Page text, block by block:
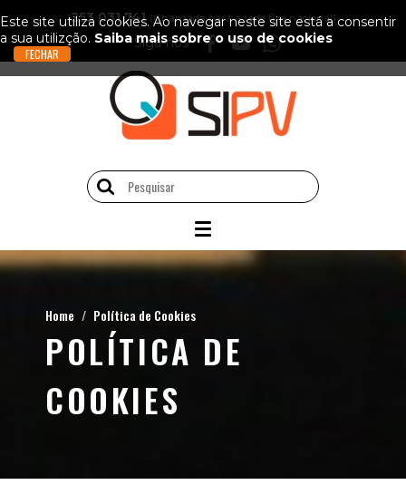
253 031 741 (Chamada para a rede fixa nacional)
Siga-nos
Home Política de Cookies
POLÍTICA DE
COOKIES
Este site utiliza cookies. Ao navegar neste site está a consentir
a sua utilizção. Saiba mais sobre o uso de cookies